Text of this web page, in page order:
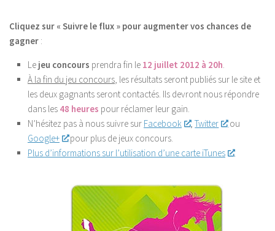
Cliquez sur « Suivre le flux » pour augmenter vos chances de
gagner :
Le jeu concours prendra fin le 12 juillet 2012 à 20h.
À la fin du jeu concours, les résultats seront publiés sur le site et
les deux gagnants seront contactés. Ils devront nous répondre
dans les 48 heures pour réclamer leur gain.
N’hésitez pas à nous suivre sur Facebook ,Twitter
ou
Google+
pour plus de jeux concours.
Plus d’informations sur l’utilisation d’une carte iTunes
.